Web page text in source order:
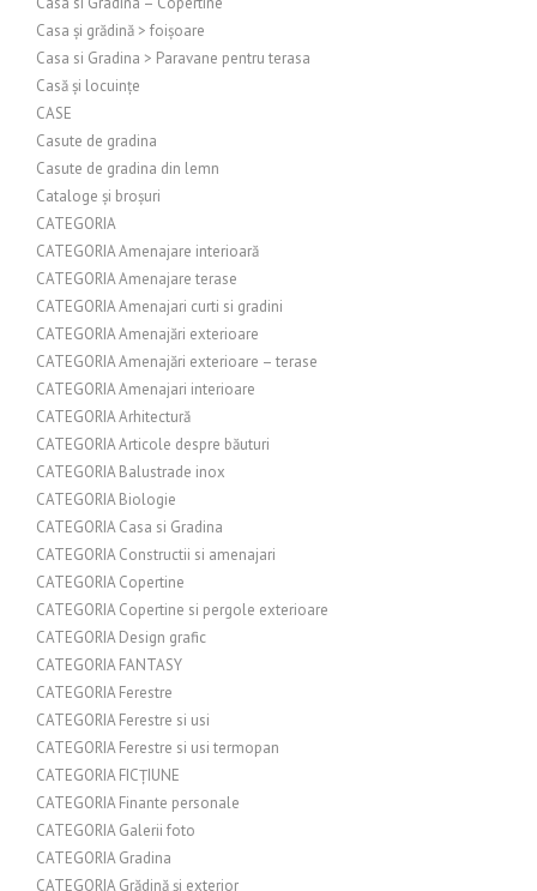
Casa și grădină > foișoare
Casa si Gradina > Paravane pentru terasa
Casă și locuințe
CASE
Casute de gradina
Casute de gradina din lemn
Cataloge și broșuri
CATEGORIA
CATEGORIA Amenajare interioară
CATEGORIA Amenajare terase
CATEGORIA Amenajari curti si gradini
CATEGORIA Amenajări exterioare
CATEGORIA Amenajări exterioare – terase
CATEGORIA Amenajari interioare
CATEGORIA Arhitectură
CATEGORIA Articole despre băuturi
CATEGORIA Balustrade inox
CATEGORIA Biologie
CATEGORIA Casa si Gradina
CATEGORIA Constructii si amenajari
CATEGORIA Copertine
CATEGORIA Copertine si pergole exterioare
CATEGORIA Design grafic
CATEGORIA FANTASY
CATEGORIA Ferestre
CATEGORIA Ferestre si usi
CATEGORIA Ferestre si usi termopan
CATEGORIA FICȚIUNE
CATEGORIA Finante personale
CATEGORIA Galerii foto
CATEGORIA Gradina
CATEGORIA Grădină și exterior